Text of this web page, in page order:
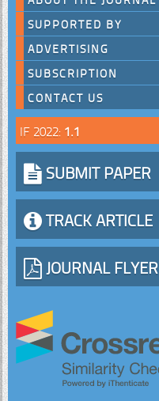
SUPPORTED BY
ADVERTISING
SUBSCRIPTION
CONTACT US
IF 2022: 1.1
SUBMIT PAPER
TRACK ARTICLE
JOURNAL FLYER